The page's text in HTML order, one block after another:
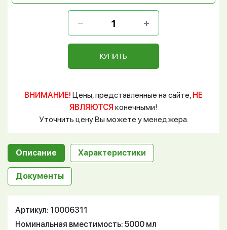
КУПИТЬ
ВНИМАНИЕ! Цены, представленные на сайте, НЕ
ЯВЛЯЮТСЯ конечными!
Уточнить цену Вы можете у менеджера.
Описание Характеристики
Документы
Артикул: 10006311
Номинальная вместимость: 5000 мл